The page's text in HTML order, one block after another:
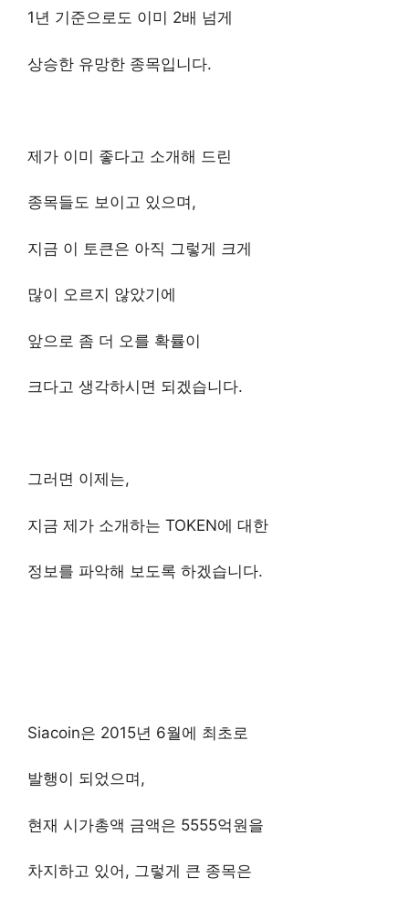
1년 기준으로도 이미 2배 넘게
상승한 유망한 종목입니다.
제가 이미 좋다고 소개해 드린
종목들도 보이고 있으며,
지금 이 토큰은 아직 그렇게 크게
많이 오르지 않았기에
앞으로 좀 더 오를 확률이
크다고 생각하시면 되겠습니다.
그러면 이제는,
지금 제가 소개하는 TOKEN에 대한
정보를 파악해 보도록 하겠습니다.
Siacoin은 2015년 6월에 최초로
발행이 되었으며,
현재 시가총액 금액은 5555억원을
차지하고 있어, 그렇게 큰 종목은